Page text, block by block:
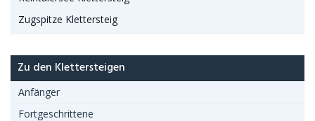
Zugspitze Klettersteig
Zu den Klettersteigen
Anfänger
Fortgeschrittene